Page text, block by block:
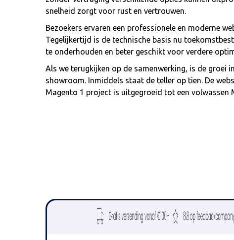
snelheid zorgt voor rust en vertrouwen.
Bezoekers ervaren een professionele en moderne
Tegelijkertijd is de technische basis nu
te onderhouden en beter geschikt voor verdere
Als we terugkijken op de samenwerking, is de groei
showroom. Inmiddels staat de teller op tien. De
Magento 1 project is uitgegroeid tot een